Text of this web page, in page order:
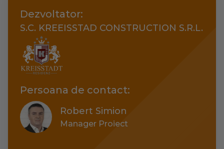
Dezvoltator:
S.C. KREEISSTAD CONSTRUCTION S.R.L.
Persoana de contact:
Robert Simion
Manager Proiect